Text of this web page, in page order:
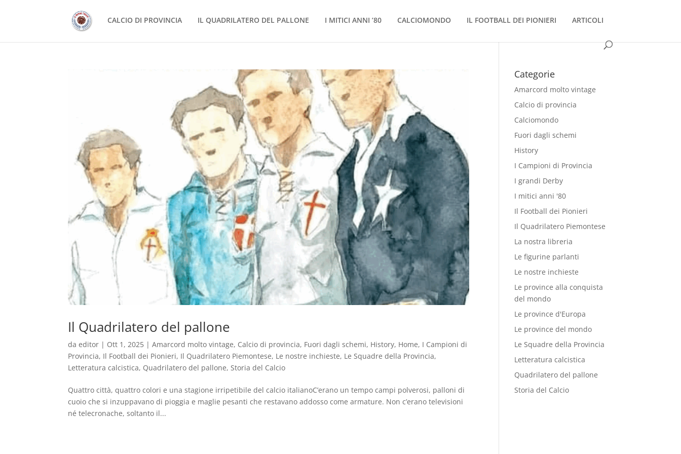
CALCIO DI PROVINCIA IL QUADRILATERO DEL PALLONE I MITICI ANNI ’80 CALCIOMONDO IL FOOTBALL DEI PIONIERI ARTICOLI
Il Quadrilatero del pallone
daeditor | Ott 1, 2025 |Amarcord molto vintage, Calcio di provincia, Fuori dagli schemi, History, Home, I Campioni di
Provincia, Il Football dei Pionieri, Il Quadrilatero Piemontese, Le nostre inchieste, Le Squadre della Provincia,
Letteratura calcistica, Quadrilatero del pallone, Storia del Calcio
Quattro città, quattro colori e una stagione irripetibile del calcio italianoC’erano un tempo campi polverosi, palloni di
cuoio che si inzuppavano di pioggia e maglie pesanti che restavano addosso come armature. Non c’erano televisioni
né telecronache, soltanto il...
Categorie
Amarcord molto vintage
Calcio di provincia
Calciomondo
Fuori dagli schemi
History
I Campioni di Provincia
I grandi Derby
I mitici anni '80
Il Football dei Pionieri
Il Quadrilatero Piemontese
La nostra libreria
Le figurine parlanti
Le nostre inchieste
Le province alla conquista
del mondo
Le province d'Europa
Le province del mondo
Le Squadre della Provincia
Letteratura calcistica
Quadrilatero del pallone
Storia del Calcio